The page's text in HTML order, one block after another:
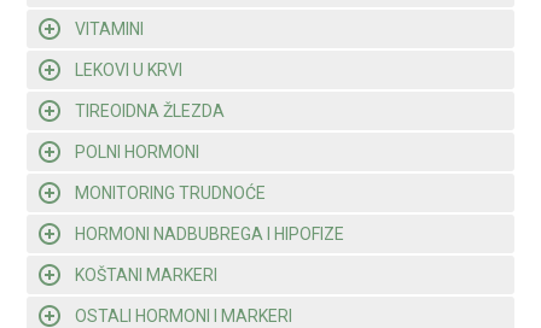
VITAMINI
LEKOVI U KRVI
TIREOIDNA ŽLEZDA
POLNI HORMONI
MONITORING TRUDNOĆE
HORMONI NADBUBREGA I HIPOFIZE
KOŠTANI MARKERI
OSTALI HORMONI I MARKERI